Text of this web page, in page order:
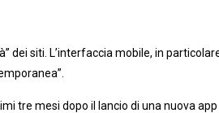
siti. L’interfaccia mobile, in
tre mesi dopo il lancio di una nuova